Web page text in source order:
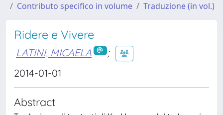
Contributo specifico in volume
Traduzione (in vol.)
Ridere e Vivere
LATINI, MICAELA
;
2014-01-01
Abstract